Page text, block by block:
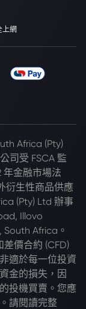
上網
Africa (Pty)
司受 FSCA 監
年金融市場法
衍生性商品供應
(Pty) Ltd 辦事
Illovo
Africa。
差價合約 (CFD)
適於每一位投資
金的損失，因
投機買賣。您應
請閱讀完整